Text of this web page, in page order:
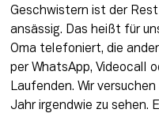
Geschwistern ist der
ansässig. Das heißt für
Oma telefoniert, die
per WhatsApp, Videocall
Laufenden. Wir
Jahr irgendwie zu sehen.